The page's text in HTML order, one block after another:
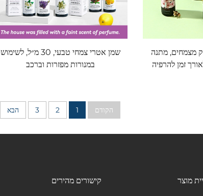
מצמחים, מתנה
זמן להרפיה
שמן אטרי צמחי טבעי, 30 מ״ל, לשימוש
במנורות מפזרות וברכב
הקודם 1
2
3 הבא
מוצר קישורים מהירים